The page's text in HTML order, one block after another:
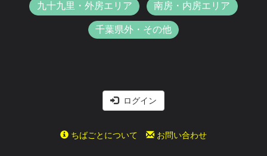
九十九里・外房エリア 南房・内房エリア
千葉県外・その他
ログイン
ちばごとについて お問い合わせ